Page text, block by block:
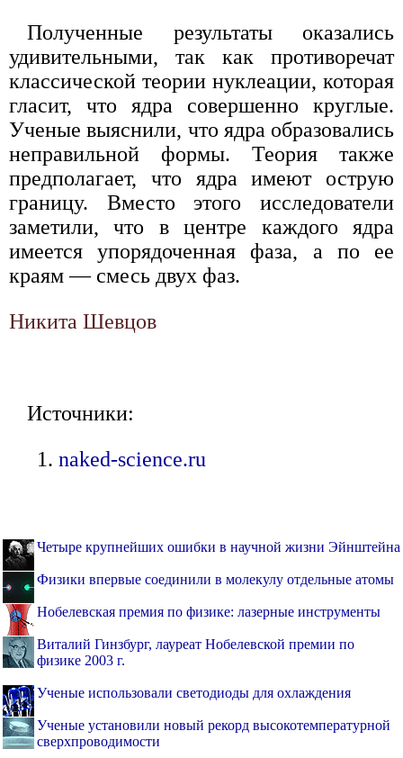
Полученные результаты оказались
удивительными, так как противоречат
классической теории нуклеации, которая
гласит, что ядра совершенно круглые.
Ученые выяснили, что ядра образовались
неправильной формы. Теория также
предполагает, что ядра имеют острую
границу. Вместо этого исследователи
заметили, что в центре каждого ядра
имеется упорядоченная фаза, а по ее
краям — смесь двух фаз.
Никита Шевцов
Источники:
naked-science.ru
Четыре крупнейших ошибки в научной жизни Эйнштейна
Физики впервые соединили в молекулу отдельные атомы
Нобелевская премия по физике: лазерные инструменты
Виталий Гинзбург, лауреат Нобелевской премии по
физике 2003 г.
Ученые использовали светодиоды для охлаждения
Ученые установили новый рекорд высокотемпературной
сверхпроводимости